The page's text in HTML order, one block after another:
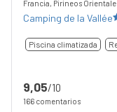
Francia, Pirineos
Camping de la Vallée
Piscina climatizada
9,05/10
166 comentarios